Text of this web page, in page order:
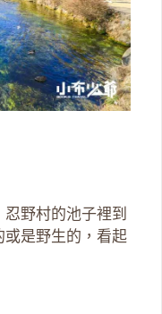
野村的池子裡到
或是野生的，看起